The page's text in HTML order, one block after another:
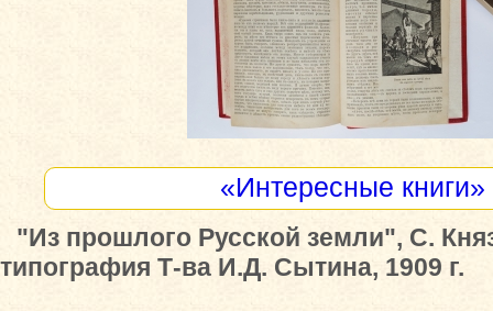
«Интересные книги»
"Из прошлого Русской земли", С.
типография Т-ва И.Д. Сытина, 1909 г.